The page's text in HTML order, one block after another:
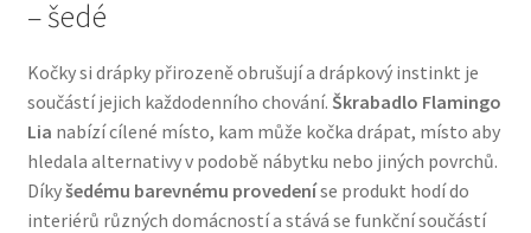
N&D Farmina pro psy — Italské holistic krmivo
Oblečky pro psy
Pamlsky pro psy
Pelíšky pro psy
– šedé
Kočky si drápky přirozeně obrušují a drápkový instinkt je
součástí jejich každodenního chování. Škrabadlo Flamingo
Lia nabízí cílené místo, kam může kočka drápat, místo aby
hledala alternativy v podobě nábytku nebo jiných povrchů.
Díkyšedému barevnému provedeníse produkt hodí do
interiérů různých domácností a stává se funkční součástí